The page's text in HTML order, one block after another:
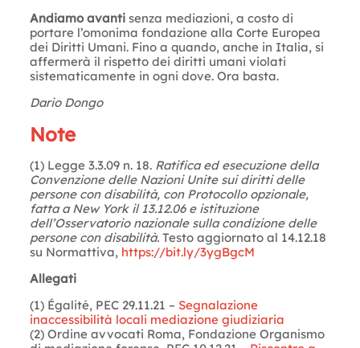
Andiamo avantisenza mediazioni, a costo di
portare l’omonima fondazione alla Corte Europea
dei Diritti Umani. Fino a quando, anche in Italia, si
affermerà il rispetto dei diritti umani violati
sistematicamente in ogni dove. Ora basta.
Dario Dongo
Note
(1) Legge 3.3.09 n. 18. Ratifica ed esecuzione della
Convenzione delle Nazioni Unite sui diritti delle
persone con disabilità, con Protocollo opzionale,
fatta a New York il 13.12.06 e istituzione
dell’Osservatorio nazionale sulla condizione delle
persone con disabilità.Testo aggiornato al 14.12.18
su Normattiva, https://bit.ly/3ygBgcM
Allegati
(1) Égalité, PEC 29.11.21 – Segnalazione
inaccessibilità locali mediazione giudiziaria
(2) Ordine avvocati Roma, Fondazione Organismo